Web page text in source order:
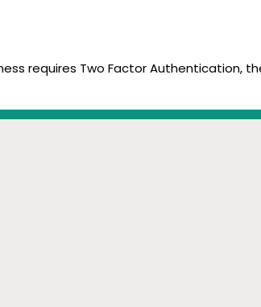
requires Two Factor Authentication,